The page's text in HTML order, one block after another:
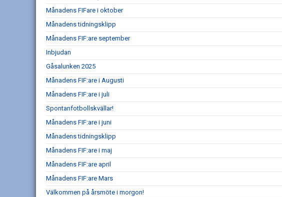
Månadens FIFare i oktober
Månadens tidningsklipp
Månadens FIF:are september
Inbjudan
Gåsalunken 2025
Månadens FIF:are i Augusti
Månadens FIF:are i juli
Spontanfotbollskvällar!
Månadens FIF:are i juni
Månadens tidningsklipp
Månadens FIF:are i maj
Månadens FIF:are april
Månadens FIF:are Mars
Välkommen på årsmöte i morgon!